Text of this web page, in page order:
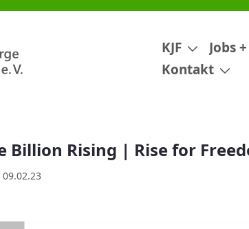
Freedom!
KJF Jobs
Kontakt
Billion Rising | Rise for